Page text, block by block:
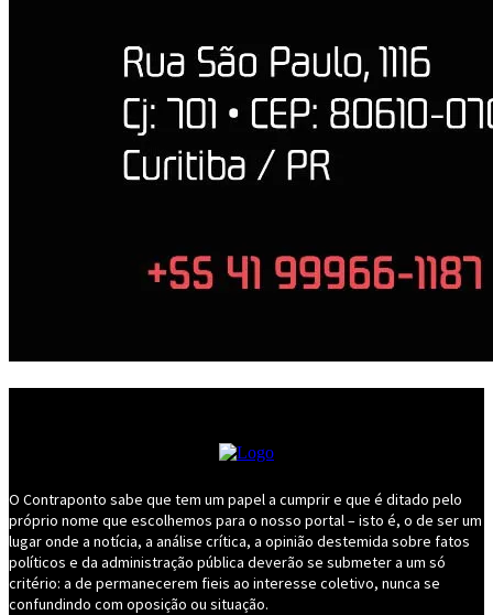
O Contraponto sabe que tem um papel a cumprir e que é ditado pelo
próprio nome que escolhemos para o nosso portal – isto é, o de ser um
lugar onde a notícia, a análise crítica, a opinião destemida sobre fatos
políticos e da administração pública deverão se submeter a um só
critério: a de permanecerem fieis ao interesse coletivo, nunca se
confundindo com oposição ou situação.